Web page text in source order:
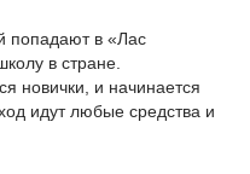
попадают в «Лас
в стране.
новички, и начинается
идут любые средства и